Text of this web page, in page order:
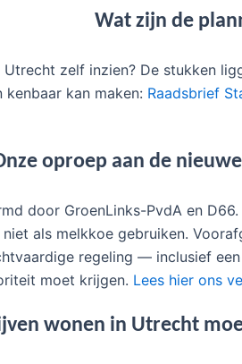
Wat zijn de
zelf inzien? De stukken
kan maken: Raadsbrief
oproep aan de
door GroenLinks-PvdA en
als melkkoe gebruiken.
regeling — inclusief
moet krijgen. Lees hier ons
wonen in Utrecht